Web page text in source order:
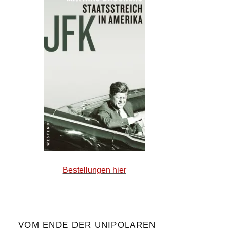
Bestellungen hier
VOM ENDE DER UNIPOLAREN